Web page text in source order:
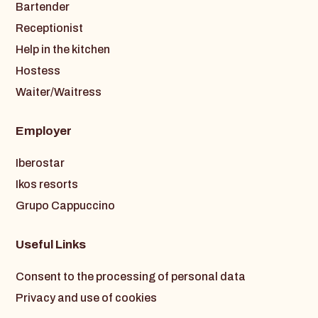
Bartender
Receptionist
Help in the kitchen
Hostess
Waiter/Waitress
Employer
Iberostar
Ikos resorts
Grupo Cappuccino
Useful Links
Consent to the processing of personal data
Privacy and use of cookies